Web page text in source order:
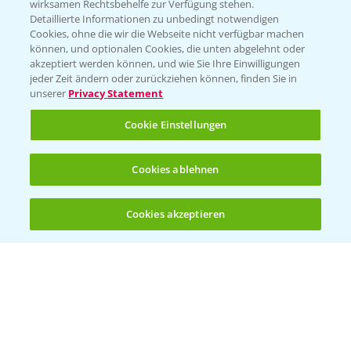
(noch 4)
Folgen Sie uns
Allgemeine Nutzungsbedingungen
Datenschutzerklärung
Impressum
Gebrauchshinweise
wirksamen Rechtsbehelfe zur Verfügung stehen.
Detaillierte Informationen zu unbedingt notwendigen
Cookies, ohne die wir die Webseite nicht verfügbar machen
können, und optionalen Cookies, die unten abgelehnt oder
akzeptiert werden können, und wie Sie Ihre Einwilligungen
jeder Zeit ändern oder zurückziehen können, finden Sie in
unserer Privacy Statement
Cookie Einstellungen
Cookies ablehnen
Cookies akzeptieren